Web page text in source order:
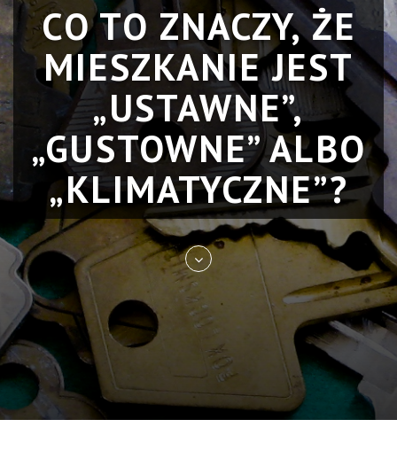
CO TO ZNACZY, ŻE
MIESZKANIE JEST
„USTAWNE”,
„GUSTOWNE” ALBO
„KLIMATYCZNE”?
Skip
to
content